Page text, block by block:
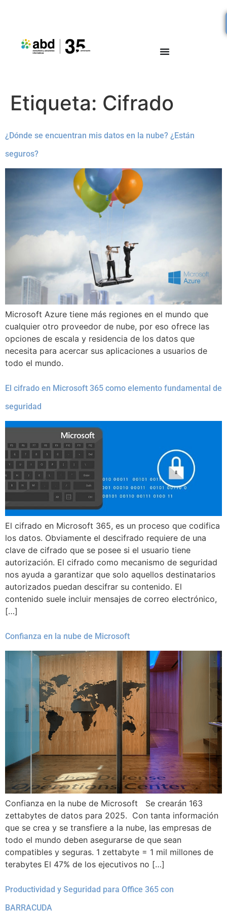
Etiqueta: Cifrado
¿Dónde se encuentran mis datos en la nube? ¿Están
seguros?
Microsoft Azure tiene más regiones en el mundo que
cualquier otro proveedor de nube, por eso ofrece las
opciones de escala y residencia de los datos que
necesita para acercar sus aplicaciones a usuarios de
todo el mundo.
El cifrado en Microsoft 365 como elemento fundamental de
seguridad
El cifrado en Microsoft 365, es un proceso que codifica
los datos. Obviamente el descifrado requiere de una
clave de cifrado que se posee si el usuario tiene
autorización. El cifrado como mecanismo de seguridad
nos ayuda a garantizar que solo aquellos destinatarios
autorizados puedan descifrar su contenido. El
contenido suele incluir mensajes de correo electrónico,
[…]
Confianza en la nube de Microsoft
Confianza en la nube de Microsoft Se crearán 163
zettabytes de datos para 2025. Con tanta información
que se crea y se transfiere a la nube, las empresas de
todo el mundo deben asegurarse de que sean
compatibles y seguras. 1 zettabyte = 1 mil millones de
terabytes El 47% de los ejecutivos no […]
Productividad y Seguridad para Office 365 con
BARRACUDA